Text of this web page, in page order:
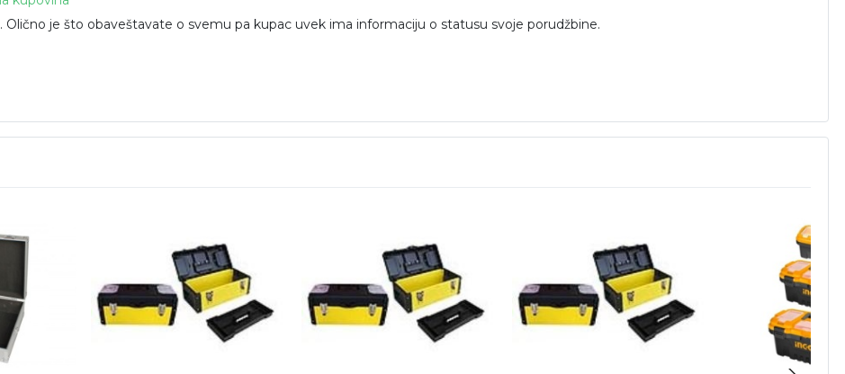
Olično je što obaveštavate o svemu pa kupac uvek ima informaciju o statusu svoje porudžbine.